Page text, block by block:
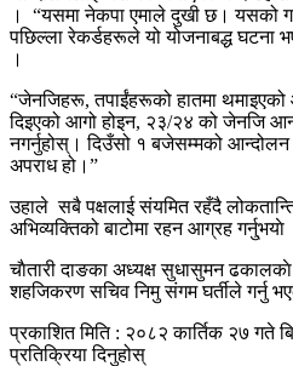
। “यसमा नेकपा एमाले दुखी छ। यसको
पछिल्ला रेकर्डहरूले यो योजनाबद्ध घटना
।
“जेनजिहरू, तपाईंहरूको हातमा
दिइएको आगो होइन, २३/२४ को जेनजि
नगर्नुहोस्। दिउँसो १ बजेसम्मको
अपराध हो।”
उहाले सबै पक्षलाई संयमित रहँदै
अभिव्यक्तिको बाटोमा रहन आग्रह गर्नु्भयाे
चाैतारी दाङका अध्यक्ष सुधासुमन
शहजिकरण सचिव निमु संगम घर्तीले गर्नु
प्रकाशित मिति : २०८२ कार्तिक २७ गते
प्रतिक्रिया दिनुहोस्